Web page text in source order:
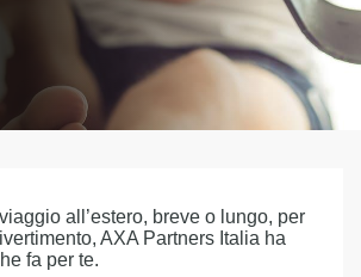
all’estero, breve o lungo, per
AXA Partners Italia ha
fa per te.